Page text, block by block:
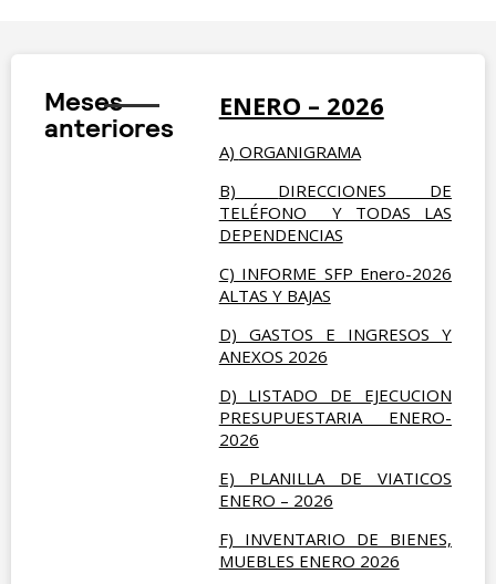
Meses
anteriores
ENERO – 2026
A) ORGANIGRAMA
B) DIRECCIONES DE
TELÉFONO Y TODAS LAS
DEPENDENCIAS
C) INFORME SFP Enero-2026
ALTAS Y BAJAS
D) GASTOS E INGRESOS Y
ANEXOS 2026
D) LISTADO DE EJECUCION
PRESUPUESTARIA ENERO-
2026
E) PLANILLA DE VIATICOS
ENERO – 2026
F) INVENTARIO DE BIENES,
MUEBLES ENERO 2026